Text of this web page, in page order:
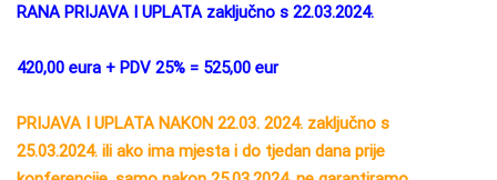
RANA PRIJAVA I UPLATA zaključno s 22.03.2024.
420,00 eura + PDV 25% = 525,00 eur
PRIJAVA I UPLATA NAKON 22.03. 2024. zaključno s
25.03.2024. ili ako ima mjesta i do tjedan dana prije